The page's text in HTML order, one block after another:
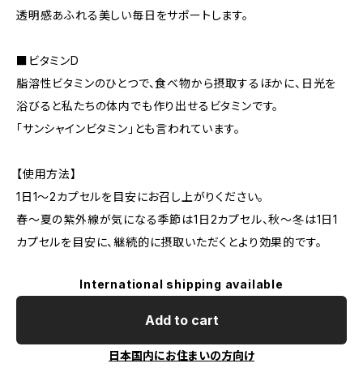
透明感あふれる美しい毎日をサポートします。
■ビタミンD
脂溶性ビタミンのひとつで、食べ物から摂取するほかに、日光を
浴びると私たちの体内でも作り出せるビタミンです。
「サンシャインビタミン」とも言われています。
【使用方法】
1日1～2カプセルを目安にお召し上がりください。
春～夏の紫外線が気になる季節は1日2カプセル、秋～冬は1日1
カプセルを目安に、継続的に摂取いただくとより効果的です。
International shipping available
Add to cart
日本国内にお住まいの方向け